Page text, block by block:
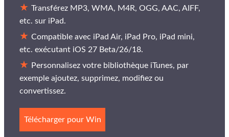
Transférez MP3, WMA, M4R, OGG, AAC, AIFF,
etc. sur iPad.
Compatible avec iPad Air, iPad Pro, iPad mini,
etc. exécutant iOS 27 Beta/26/18.
Personnalisez votre bibliothèque iTunes, par
exemple ajoutez, supprimez, modifiez ou
convertissez.
Télécharger pour Win